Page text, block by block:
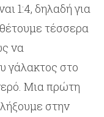
1:4, δηλαδή για
τέσσερα
να
γάλακτος στο
Μια πρώτη
στην